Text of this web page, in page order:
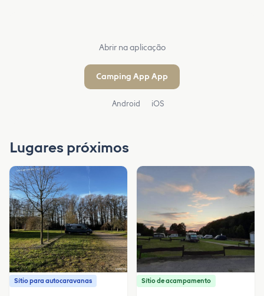
Abrir na aplicação
Camping App App
Android iOS
Lugares próximos
Sítio para autocaravanas Sítio de acampamento